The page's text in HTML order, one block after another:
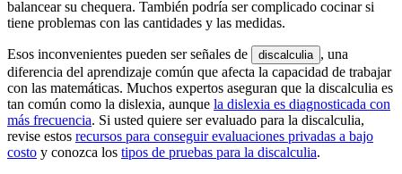
balancear su chequera. También podría ser complicado cocinar si
tiene problemas con las cantidades y las medidas.
Esos inconvenientes pueden ser señales de discalculia , una
diferencia del aprendizaje común que afecta la capacidad de trabajar
con las matemáticas. Muchos expertos aseguran que la discalculia es
tan común como la dislexia, aunque la dislexia es diagnosticada con
más frecuencia. Si usted quiere ser evaluado para la discalculia,
revise estos recursos para conseguir evaluaciones privadas a bajo
costo y conozca los tipos de pruebas para la discalculia.